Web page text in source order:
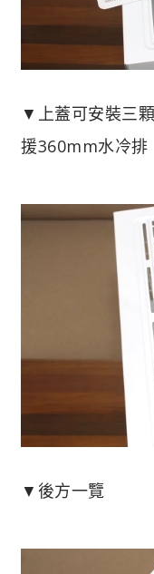
▼上蓋可安裝三
援360mm水冷排
▼後方一覽